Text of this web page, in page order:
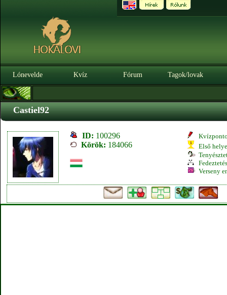
Lónevelde Kvíz Fórum Tagok/lovak
Castiel92
ID: 100296
Körök: 184066
Első
Verseny